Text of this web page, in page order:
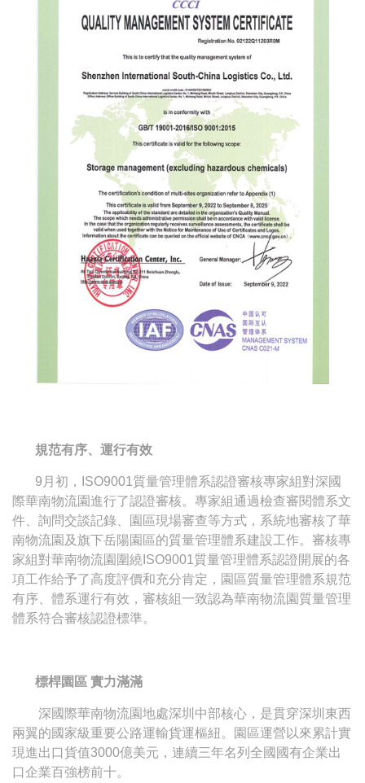
規范有序、運行有效
9月初，ISO9001質量管理體系認證審核專家組對深國
際華南物流園進行了認證審核。專家組通過檢查審閱體系文
件、詢問交談記錄、園區現場審查等方式，系統地審核了華
南物流園及旗下岳陽園區的質量管理體系建設工作。審核專
家組對華南物流園圍繞ISO9001質量管理體系認證開展的各
項工作給予了高度評價和充分肯定，園區質量管理體系規范
有序、體系運行有效，審核組一致認為華南物流園質量管理
體系符合審核認證標準。
標桿園區 實力滿滿
深國際華南物流園地處深圳中部核心，是貫穿深圳東西
兩翼的國家級重要公路運輸貨運樞紐。園區運營以來累計實
現進出口貨值3000億美元，連續三年名列全國國有企業出
口企業百強榜前十。